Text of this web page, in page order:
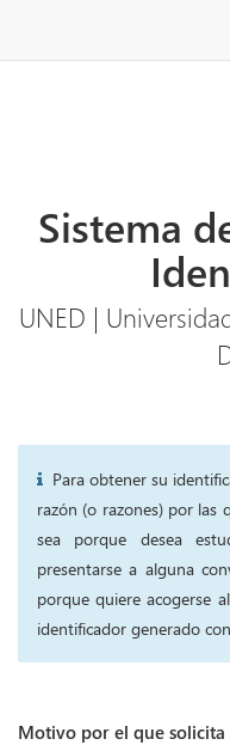
Sistema
UNED |
Para obtener su
razón (o razones) por las
sea porque desea
presentarse a alguna
porque quiere acogerse
identificador generado
Motivo por el que